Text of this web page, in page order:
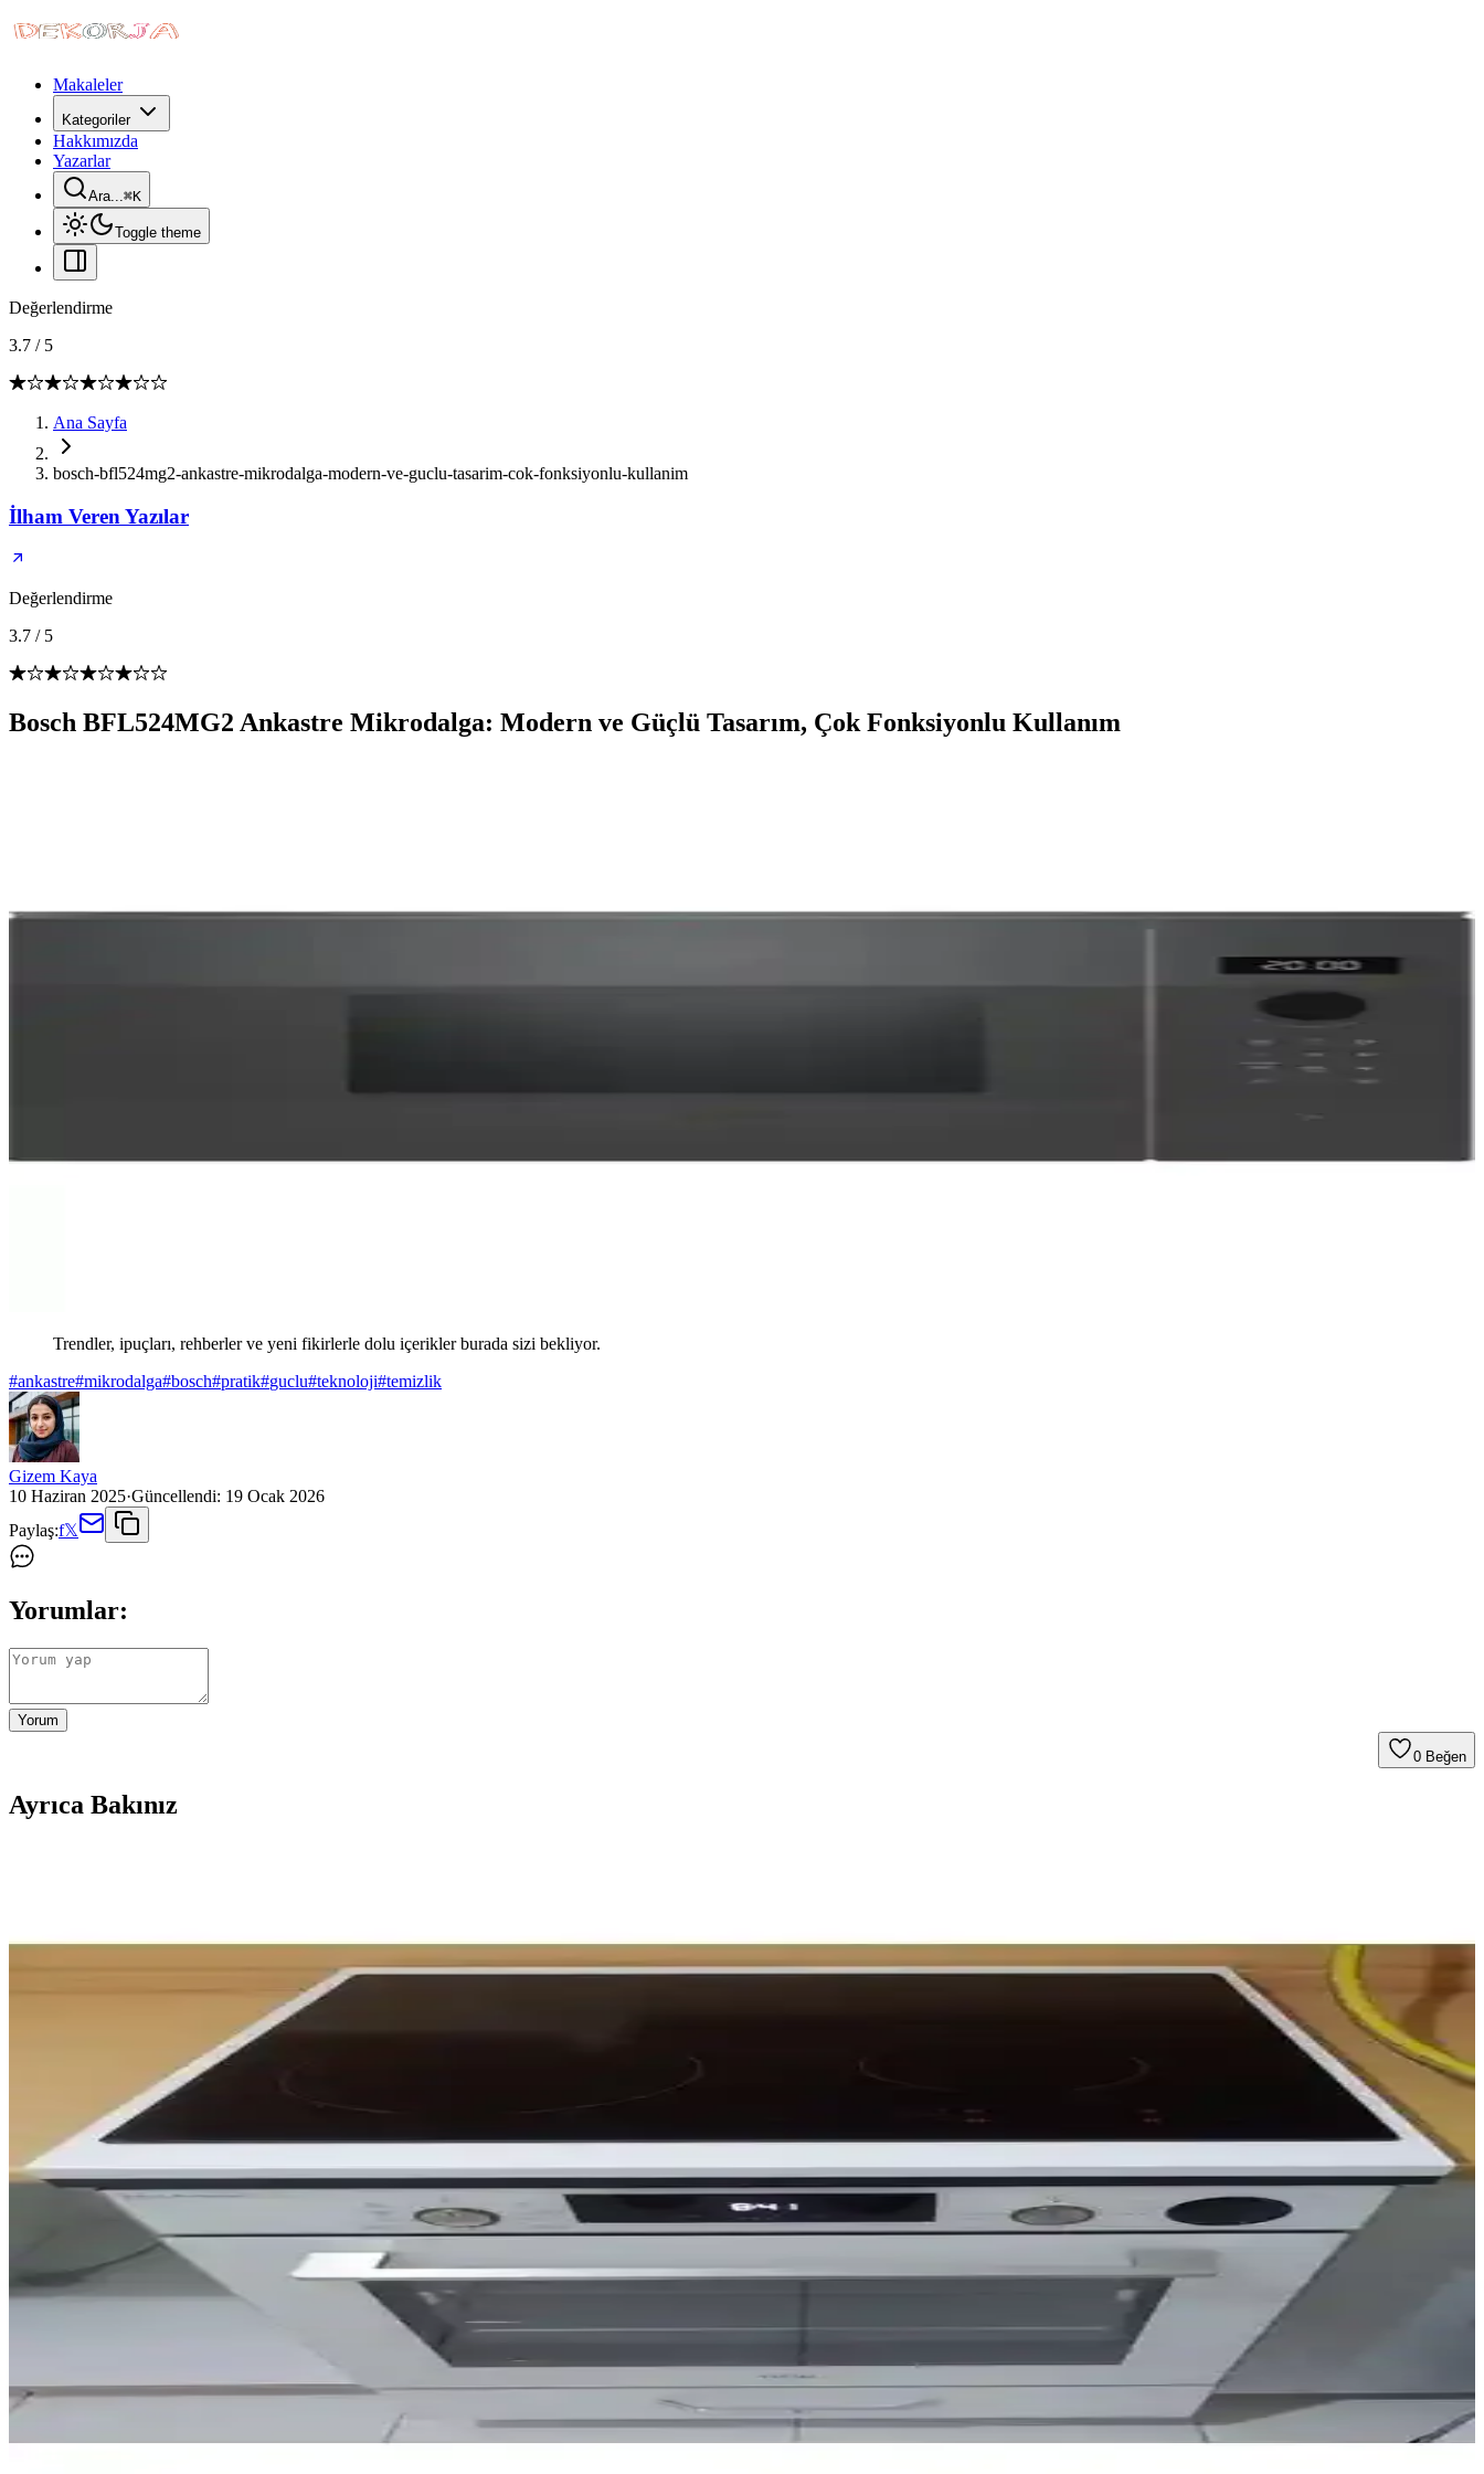
Makaleler
Kategoriler
Hakkımızda
Yazarlar
Ara...⌘K
Toggle theme
Değerlendirme
3.7 / 5
Ana Sayfa
bosch-bfl524mg2-ankastre-mikrodalga-modern-ve-guclu-tasarim-cok-fonksiyonlu-kullanim
İlham Veren Yazılar
Değerlendirme
3.7 / 5
Bosch BFL524MG2 Ankastre Mikrodalga: Modern ve Güçlü Tasarım, Çok Fonksiyonlu Kullanım
Trendler, ipuçları, rehberler ve yeni fikirlerle dolu içerikler burada sizi bekliyor.
#ankastre#mikrodalga#bosch#pratik#guclu#teknoloji#temizlik
Gizem Kaya
10 Haziran 2025·Güncellendi: 19 Ocak 2026
Paylaş:f𝕏
Yorumlar:
Yorum
0 Beğen
Ayrıca Bakınız
Kenz Life Ankastre Modülü Kabini İncelemesi: Tasarım, Kullanım ve Montaj Detayları
Kenz Life ankastre kabini, şık tasarımı ve fonksiyonelliği ile mutfaklara estetik katarken, montaj ve dayanıklılık konularında dikkat edilmesi gereken noktaları içerir.
Mobben Ankastre Dolabı: Modern Tasarım ve İşlevselliğin Birleşimi
Mobben ankastre dolabı, modern tasarımı ve dayanıklı malzemeleriyle mutfaklara şıklık katarken, kolay montaj ve uyum özellikleriyle kullanıcı memnuniyetini artırıyor.
İslamoğlu Ankastre Ocak Altı Tezgah: Modern ve Dayanıklı Mutfak Çözümü
İslamoğlu ankastre ocak altı tezgahı, modern tasarımı ve dayanıklı malzemeleriyle mutfaklarda estetik ve kullanışlılık sunar, kolay montaj ve uzun ömür sağlar.
Genel Markalar Üstü Kapalı Altı Kapaklı Ankastre Fırın Dolabı Özellikleri ve Kullanım Avantajları
Bu ankastre fırın dolabı, modern tasarımı, kolay montajı ve dayanıklı malzemeleriyle mutfaklara estetik ve fonksiyonellik katıyor. 2 yıl garanti ile güvenle kullanabilirsiniz.
Massan Ankastre Modül Ürgüp Antrasit: Modern ve Dayanıklı Mutfak Çözümü
Massan Ankastre Modül Ürgüp Antrasit, modern mutfaklara şıklık ve fonksiyonellik katan dayanıklı ve estetik tasarımıyla öne çıkan bir çözümdür. Uyumlu ve uzun ömürlü kullanımıyla tercih edilir.
Dekomonte Ayaklı Siyah Kulplu Ankastre Modül Dolap - İşlevsel ve Şık Tasarım
Dekomonte ayaklı ankastre dolap, siyah kulplu ayarlı tasarımı ve suntalam malzemesiyle mutfaklarda şıklık ve işlevsellik sunar. Kolay montaj ve standart ankastre ürünlerle uyumludur.